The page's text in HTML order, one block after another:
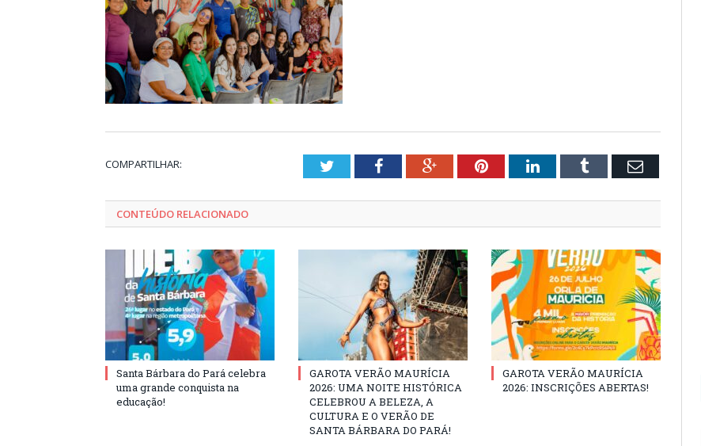
COMPARTILHAR: TwitterFacebookGoogle+PinterestLinkedInTumblr Email
CONTEÚDO RELACIONADO
Santa Bárbara do Pará celebra
uma grande conquista na
educação!
GAROTA VERÃO MAURÍCIA
2026: UMA NOITE HISTÓRICA
CELEBROU A BELEZA, A
CULTURA E O VERÃO DE
SANTA BÁRBARA DO PARÁ!
GAROTA VERÃO MAURÍCIA
2026: INSCRIÇÕES ABERTAS!